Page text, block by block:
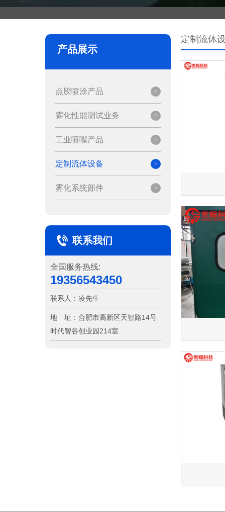
产品展示
点胶喷涂产品
雾化性能测试业务
工业喷嘴产品
定制流体设备
雾化系统部件
联系我们
全国服务热线:
19356543450
联系人： 凌先生
地 址： 合肥市高新区天智路14号
时代智谷创业园214室
定制流体